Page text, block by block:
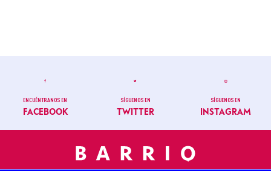
ENCUÉNTRANOS EN
FACEBOOK
SÍGUENOS EN
TWITTER
SÍGUENOS EN
INSTAGRAM